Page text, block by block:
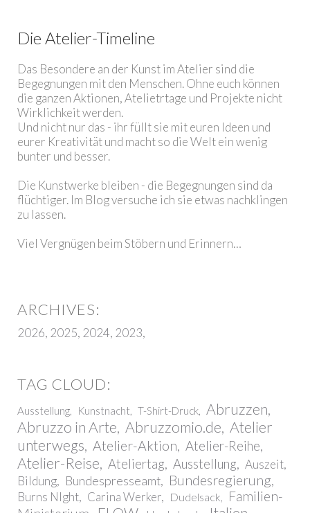
Die Atelier-Timeline
Das Besondere an der Kunst im Atelier sind die
Begegnungen mit den Menschen. Ohne euch können
die ganzen Aktionen, Atelietrtage und Projekte nicht
Wirklichkeit werden.
Und nicht nur das - ihr füllt sie mit euren Ideen und
eurer Kreativität und macht so die Welt ein wenig
bunter und besser.
Die Kunstwerke bleiben - die Begegnungen sind da
flüchtiger. Im Blog versuche ich sie etwas nachklingen
zu lassen.
Viel Vergnügen beim Stöbern und Erinnern…
2026 2025 2024 2023
Ausstellung Kunstnacht T-Shirt-Druck
Abruzzen
Abruzzo in Arte Abruzzomio.de Atelier
unterwegs Atelier-Aktion Atelier-Reihe
Atelier-Reise Ateliertag Ausstellung
Auszeit
Bildung
Bundespresseamt Bundesregierung
Burns NIght Carina Werker Dudelsack
Familien-